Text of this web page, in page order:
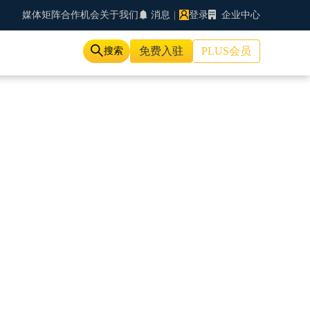
媒体矩阵合作机会关于我们 消息 登录 企业中心
搜索 免费入驻 PLUS会员